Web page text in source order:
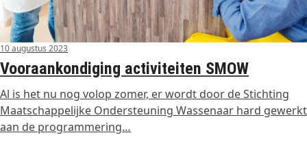
10 augustus 2023
Vooraankondiging activiteiten SMOW
Al is het nu nog volop zomer, er wordt door de Stichting
Maatschappelijke Ondersteuning Wassenaar hard gewerkt
aan de programmering…